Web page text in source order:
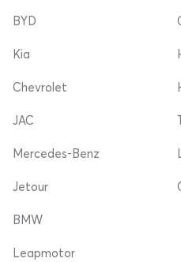
BYD
Kia
Chevrolet
JAC
Mercedes-Benz
Jetour
BMW
Leapmotor